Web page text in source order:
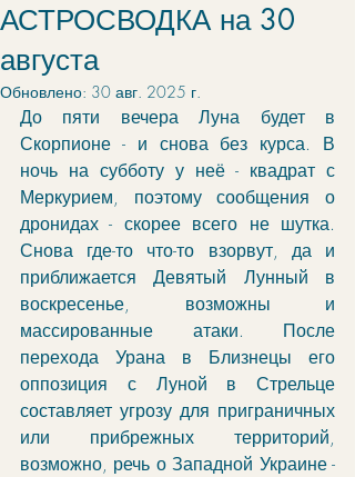
АСТРОСВОДКА на 30
августа
Обновлено: 30 авг. 2025 г.
До пяти вечера Луна будет в
Скорпионе - и снова без курса. В
ночь на субботу у неё - квадрат с
Меркурием, поэтому сообщения о
дронидах - скорее всего не шутка.
Снова где-то что-то взорвут, да и
приближается Девятый Лунный в
воскресенье, возможны и
массированные атаки. После
перехода Урана в Близнецы его
оппозиция с Луной в Стрельце
составляет угрозу для приграничных
или прибрежных территорий,
возможно, речь о Западной Украине -